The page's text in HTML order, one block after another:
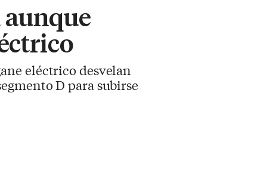
aunque
eléctrico desvelan
D para subirse